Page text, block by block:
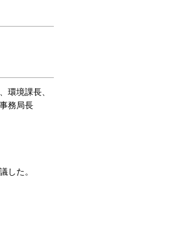
環境課長、
務局長
した。